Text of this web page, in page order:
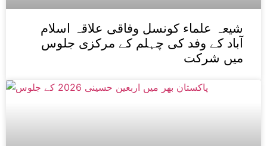
شیعہ علماء کونسل وفاقی علاقہ اسلام
آباد کے وفد کی چہلم کے مرکزی جلوس
میں شرکت